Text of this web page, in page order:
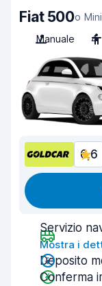
Fiat 500o
Manuale
4
6,6
Servizio
Mostra i
Deposito
Conferma